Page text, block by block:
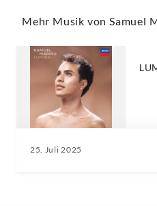
Mehr Musik von Samuel
25. Juli 2025